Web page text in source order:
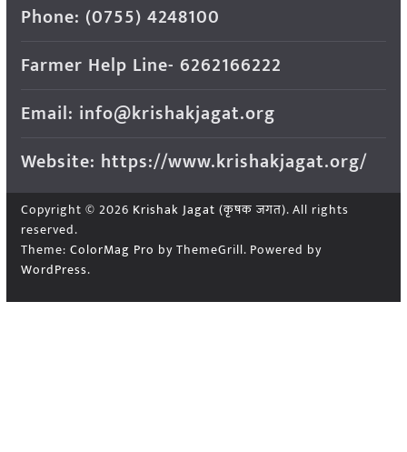
Phone: (0755) 4248100
Farmer Help Line- 6262166222
Email: info@krishakjagat.org
Website: https://www.krishakjagat.org/
Copyright © 2026 Krishak Jagat (कृषक जगत). All rights
reserved.
Theme: ColorMag Pro by ThemeGrill. Powered by
WordPress.